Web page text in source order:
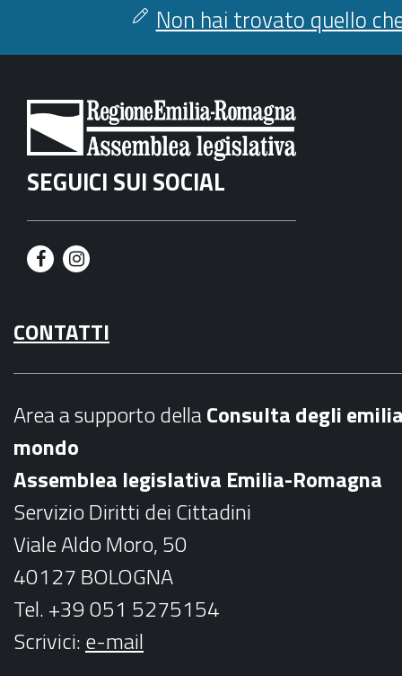
Non hai trovato quello
SEGUICI SUI SOCIAL
F
c
e
o
k
I
s
t
r
a
m
CONTATTI
Area a supporto dellaConsulta degli
mondo
Assemblea legislativa Emilia-Romagna
Servizio Diritti dei Cittadini
Viale Aldo Moro, 50
40127 BOLOGNA
Tel. +39 051 5275154
Scrivici:e-mail